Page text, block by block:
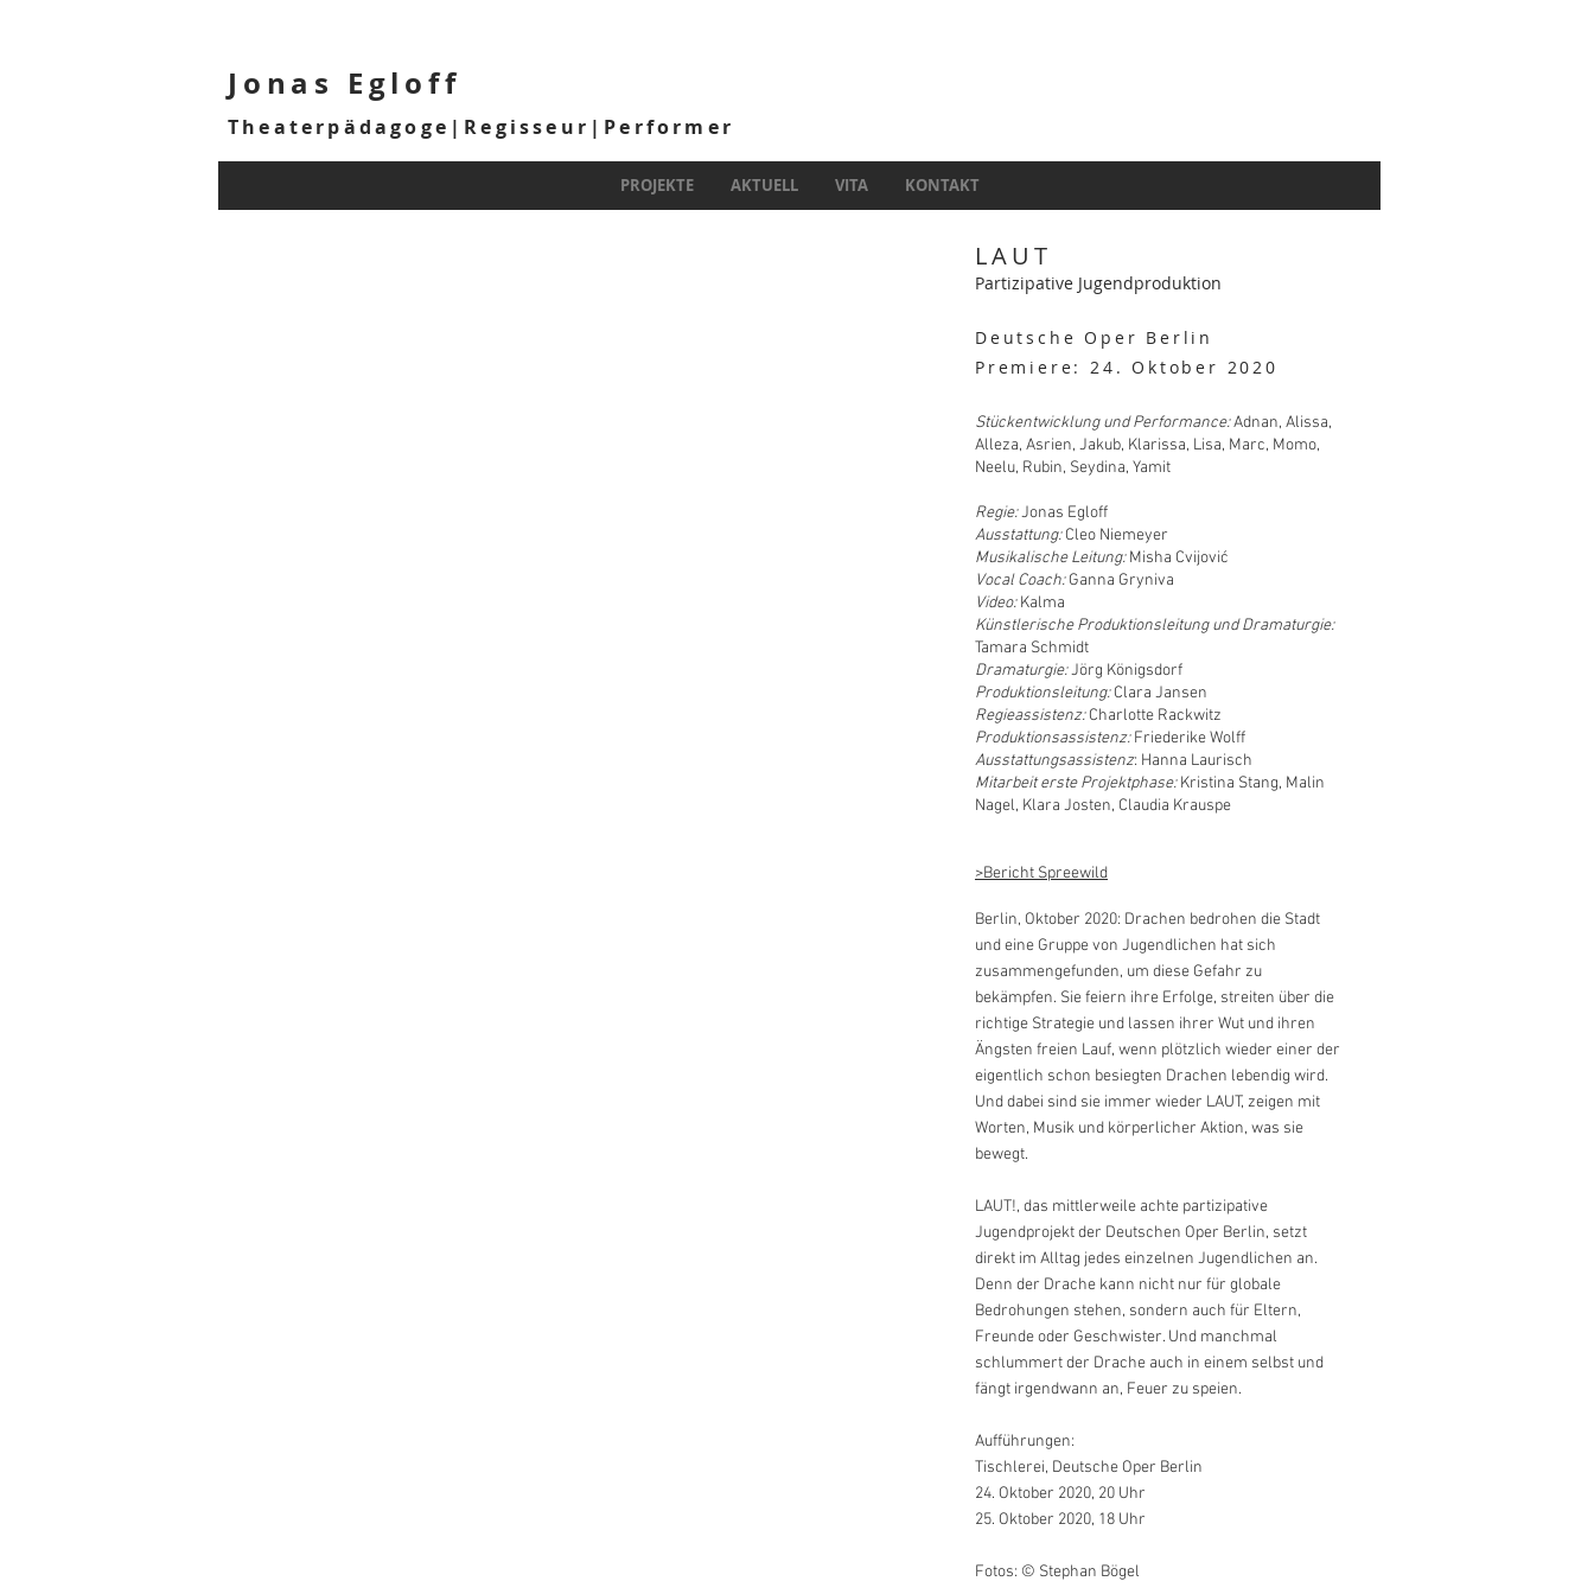
Jonas Egloff
Theaterpädagoge|Regisseur|Performer
PROJEKTE AKTUELL VITA KONTAKT
LAUT
Partizipative Jugendproduktion
Deutsche Oper Berlin
Premiere: 24. Oktober 2020
Stückentwicklung und Performance:Adnan, Alissa,
Alleza, Asrien, Jakub, Klarissa, Lisa, Marc, Momo,
Neelu, Rubin, Seydina, Yamit
Regie:Jonas Egloff
Ausstattung:Cleo Niemeyer
Musikalische Leitung:Misha Cvijović
Vocal Coach:Ganna Gryniva
Video:Kalma
Künstlerische Produktionsleitung und Dramaturgie:
Tamara Schmidt
Dramaturgie:Jörg Königsdorf
Produktionsleitung:Clara Jansen
Regieassistenz:Charlotte Rackwitz
Produktionsassistenz:Friederike Wolff
Ausstattungsassistenz: Hanna Laurisch
Mitarbeit erste Projektphase:Kristina Stang, Malin
Nagel, Klara Josten, Claudia Krauspe
>Bericht Spreewild
Berlin, Oktober 2020: Drachen bedrohen die Stadt
und eine Gruppe von Jugendlichen hat sich
zusammengefunden, um diese Gefahr zu
bekämpfen. Sie feiern ihre Erfolge, streiten über die
richtige Strategie und lassen ihrer Wut und ihren
Ängsten freien Lauf, wenn plötzlich wieder einer der
eigentlich schon besiegten Drachen lebendig wird.
Und dabei sind sie immer wieder LAUT, zeigen mit
Worten, Musik und körperlicher Aktion, was sie
bewegt.
LAUT!, das mittlerweile achte partizipative
Jugendprojekt der Deutschen Oper Berlin, setzt
direkt im Alltag jedes einzelnen Jugendlichen an.
Denn der Drache kann nicht nur für globale
Bedrohungen stehen, sondern auch für Eltern,
Freunde oder Geschwister. Und manchmal
schlummert der Drache auch in einem selbst und
fängt irgendwann an, Feuer zu speien.
Aufführungen:
Tischlerei, Deutsche Oper Berlin
24. Oktober 2020, 20 Uhr
25. Oktober 2020, 18 Uhr
Fotos: © Stephan Bögel